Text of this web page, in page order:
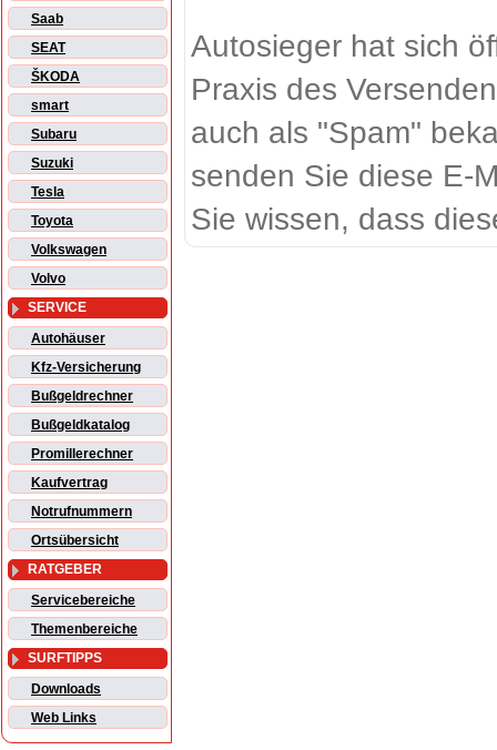
Saab
SEAT
ŠKODA
smart
Subaru
Suzuki
Tesla
Toyota
Volkswagen
Volvo
SERVICE
Autohäuser
Kfz-Versicherung
Bußgeldrechner
Bußgeldkatalog
Promillerechner
Kaufvertrag
Notrufnummern
Ortsübersicht
RATGEBER
Servicebereiche
Themenbereiche
SURFTIPPS
Downloads
Web Links
Autosieger hat sich
Praxis des
auch als "Spam"
senden Sie diese E-
Sie wissen, dass